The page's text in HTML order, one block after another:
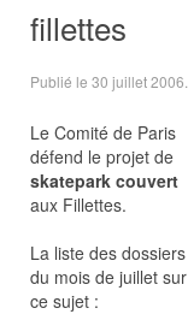
fillettes
Publié le 30 juillet 2006
Le Comité de Paris
défend le projet de
skatepark couvert
aux Fillettes.
La liste des dossiers
du mois de juillet sur
ce sujet :